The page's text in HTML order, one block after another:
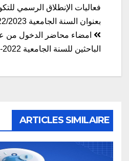
تصفّح
المقالات
فعاليات الإنطلاق الرسمي
بعنوان السنة الجامعية 2022/2023
امضاء محاضر الدخول من
الباحثين للسنة الجامعية 2022-2023
ARTICLES SIMILAIRE